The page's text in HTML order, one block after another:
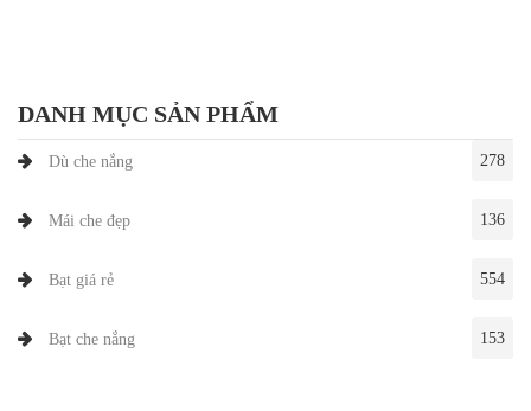
DANH MỤC SẢN PHẨM
Dù che nắng 278
Mái che đẹp 136
Bạt giá rẻ 554
Bạt che nắng 153